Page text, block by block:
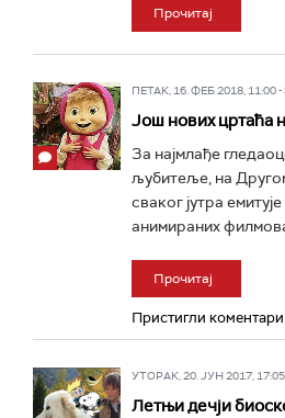
Прочитај
ПЕТАК, 16. ФЕБ 2018, 11:00 -
Још нових цртаћа
За најмлађе
љубитеље, на
сваког јутра
анимираних
Прочитај
Пристигли
УТОРАК, 20. ЈУН 2017, 17:05
Летњи дечји